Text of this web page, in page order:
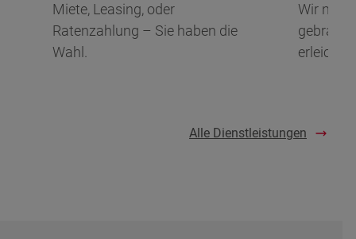
Miete, Leasing, oder
Ratenzahlung – Sie haben die
Wahl.
Wir
Alle Dienstleistungen